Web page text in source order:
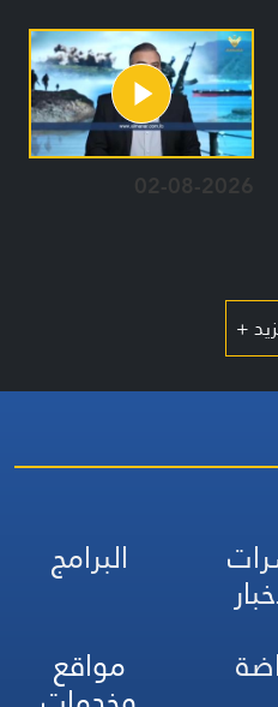
02-08-2026
+
البرامج
مواقع